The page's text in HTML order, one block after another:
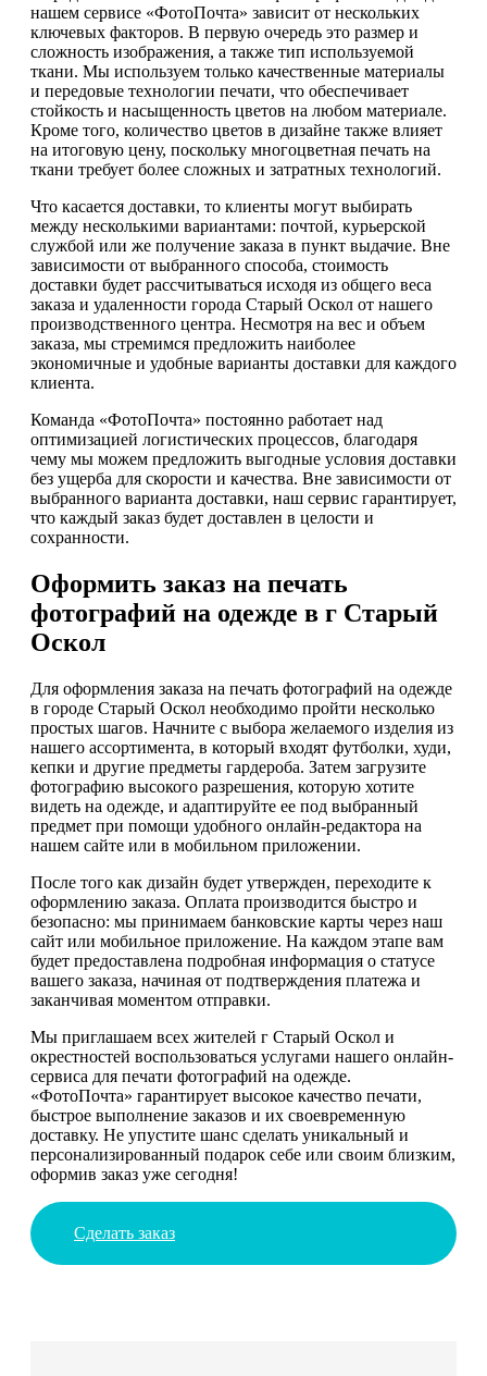
нашем сервисе «ФотоПочта» зависит от нескольких
ключевых факторов. В первую очередь это размер и
сложность изображения, а также тип используемой
ткани. Мы используем только качественные материалы
и передовые технологии печати, что обеспечивает
стойкость и насыщенность цветов на любом материале.
Кроме того, количество цветов в дизайне также влияет
на итоговую цену, поскольку многоцветная печать на
ткани требует более сложных и затратных технологий.
Что касается доставки, то клиенты могут выбирать
между несколькими вариантами: почтой, курьерской
службой или же получение заказа в пункт выдачие. Вне
зависимости от выбранного способа, стоимость
доставки будет рассчитываться исходя из общего веса
заказа и удаленности города Старый Оскол от нашего
производственного центра. Несмотря на вес и объем
заказа, мы стремимся предложить наиболее
экономичные и удобные варианты доставки для каждого
клиента.
Команда «ФотоПочта» постоянно работает над
оптимизацией логистических процессов, благодаря
чему мы можем предложить выгодные условия доставки
без ущерба для скорости и качества. Вне зависимости от
выбранного варианта доставки, наш сервис гарантирует,
что каждый заказ будет доставлен в целости и
сохранности.
Оформить заказ на печать
фотографий на одежде в г Старый
Оскол
Для оформления заказа на печать фотографий на одежде
в городе Старый Оскол необходимо пройти несколько
простых шагов. Начните с выбора желаемого изделия из
нашего ассортимента, в который входят футболки, худи,
кепки и другие предметы гардероба. Затем загрузите
фотографию высокого разрешения, которую хотите
видеть на одежде, и адаптируйте ее под выбранный
предмет при помощи удобного онлайн-редактора на
нашем сайте или в мобильном приложении.
После того как дизайн будет утвержден, переходите к
оформлению заказа. Оплата производится быстро и
безопасно: мы принимаем банковские карты через наш
сайт или мобильное приложение. На каждом этапе вам
будет предоставлена подробная информация о статусе
вашего заказа, начиная от подтверждения платежа и
заканчивая моментом отправки.
Мы приглашаем всех жителей г Старый Оскол и
окрестностей воспользоваться услугами нашего онлайн-
сервиса для печати фотографий на одежде.
«ФотоПочта» гарантирует высокое качество печати,
быстрое выполнение заказов и их своевременную
доставку. Не упустите шанс сделать уникальный и
персонализированный подарок себе или своим близким,
оформив заказ уже сегодня!
Сделать заказ